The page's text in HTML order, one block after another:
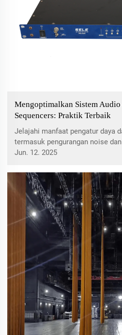
Mengoptimalkan Sistem Audio
Sequencers: Praktik Terbaik
Jelajahi manfaat pengatur daya
termasuk pengurangan noise
Pelajari cara memilih pengontrol
yang lancar.
Jun. 12. 2025